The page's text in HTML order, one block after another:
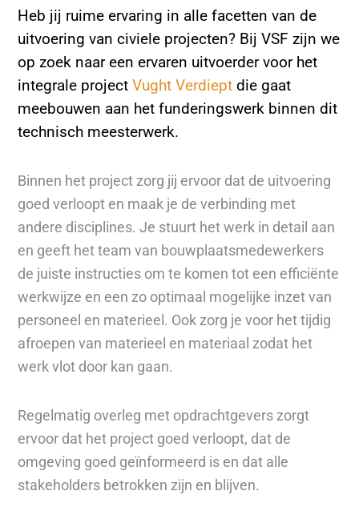
Heb jij ruime ervaring in alle facetten van de
uitvoering van civiele projecten? Bij VSF zijn we
op zoek naar een ervaren uitvoerder voor het
integrale projectVught Verdiept die gaat
meebouwen aan het funderingswerk binnen dit
technisch meesterwerk.
Binnen het project zorg jij ervoor dat de uitvoering
goed verloopt en maak je de verbinding met
andere disciplines. Je stuurt het werk in detail aan
en geeft het team van bouwplaatsmedewerkers
de juiste instructies om te komen tot een efficiënte
werkwijze en een zo optimaal mogelijke inzet van
personeel en materieel. Ook zorg je voor het tijdig
afroepen van materieel en materiaal zodat het
werk vlot door kan gaan.
Regelmatig overleg met opdrachtgevers zorgt
ervoor dat het project goed verloopt, dat de
omgeving goed geïnformeerd is en dat alle
stakeholders betrokken zijn en blijven.